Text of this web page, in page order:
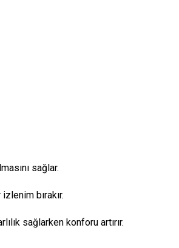
sağlar.
bırakır.
sağlarken konforu artırır.